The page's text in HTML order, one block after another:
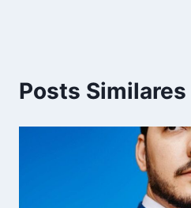
Posts Similares